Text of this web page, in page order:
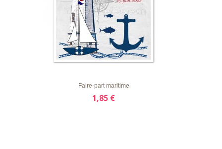
APERÇU RAPIDE DÉTAILS
Faire-part maritime
1,85 €